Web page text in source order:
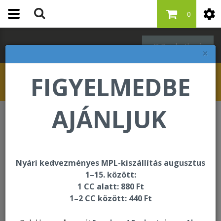
×
FIGYELMEDBE
AJÁNLJUK
Nyári kedvezményes MPL-kiszállítás augusztus
1–15. között:
1 CC alatt: 880 Ft
1–2 CC között: 440 Ft
Bejelentkezés
0
Főoldal